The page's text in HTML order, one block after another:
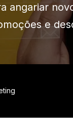
angariar
e